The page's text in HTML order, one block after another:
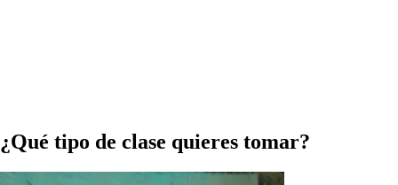
¿Qué tipo de clase quieres tomar?